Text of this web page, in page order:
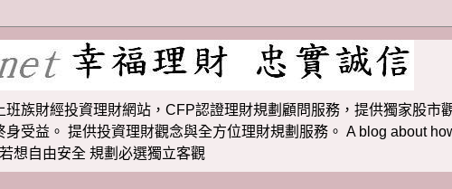
班族財經投資理財網站，CFP認證理財規劃顧問服務，提供獨家股市
身受益。 提供投資理財觀念與全方位理財規劃服務。 A blog about
想自由安全 規劃必選獨立客觀